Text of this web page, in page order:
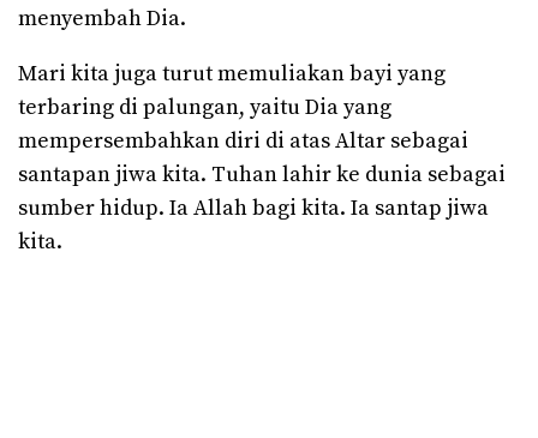
menyembah Dia.
Mari kita juga turut memuliakan bayi yang
terbaring di palungan, yaitu Dia yang
mempersembahkan diri di atas Altar sebagai
santapan jiwa kita. Tuhan lahir ke dunia sebagai
sumber hidup. Ia Allah bagi kita. Ia santap jiwa
kita.